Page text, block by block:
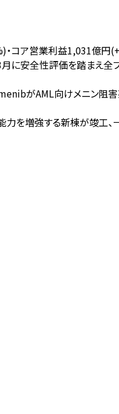
コア営業利益1,031億円
に安全性評価を踏まえ
がAML向けメニン阻害
を増強する新棟が竣工